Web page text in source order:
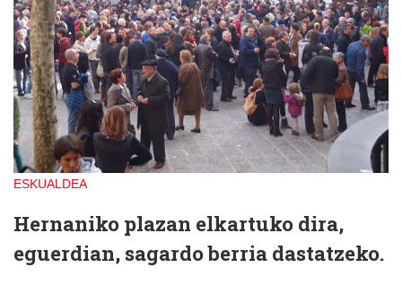
ESKUALDEA
Hernaniko plazan elkartuko dira,
eguerdian, sagardo berria dastatzeko.